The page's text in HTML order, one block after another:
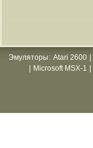
Эмуляторы : Atari 2600
Microsoft MSX-1